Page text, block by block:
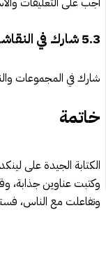
5.3شارك في
شارك في المجموعات
خاتمة
الكتابة الجيدة على
وكتبت عناوين
وتفاعلت مع الناس،